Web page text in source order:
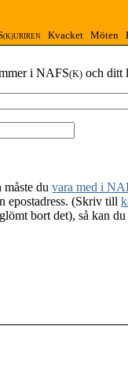
(K)URIREN Kvacket Möten
i NAFS(K) och ditt
måste duvara med i
epostadress. (Skriv till
bort det), så kan